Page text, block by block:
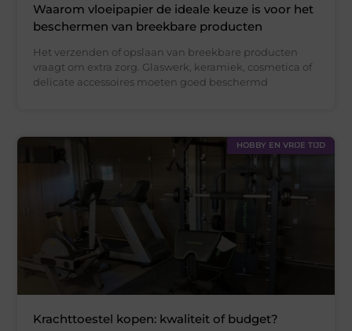
Waarom vloeipapier de ideale keuze is voor het
beschermen van breekbare producten
Het verzenden of opslaan van breekbare producten
vraagt om extra zorg. Glaswerk, keramiek, cosmetica of
delicate accessoires moeten goed beschermd
HOBBY EN VRIJE TIJD
Krachttoestel kopen: kwaliteit of budget?